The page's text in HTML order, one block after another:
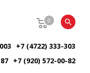
0
+7 (4722) 333-303
+7 (920) 572-00-82